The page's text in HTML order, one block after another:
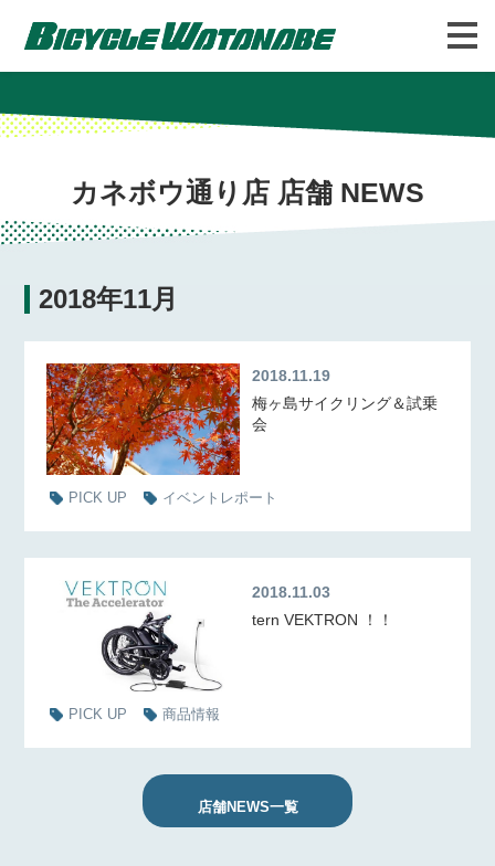
FAQ
カネボウ通り店 店舗 NEWS
2018年11月
2018.11.19
梅ヶ島サイクリング＆試乗
会
PICK UP イベントレポート
2018.11.03
tern VEKTRON ！！
PICK UP 商品情報
店舗NEWS一覧